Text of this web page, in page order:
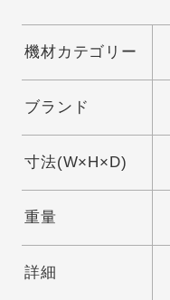
機材カテゴリー
ブランド
寸法(W×H×D)
重量
詳細